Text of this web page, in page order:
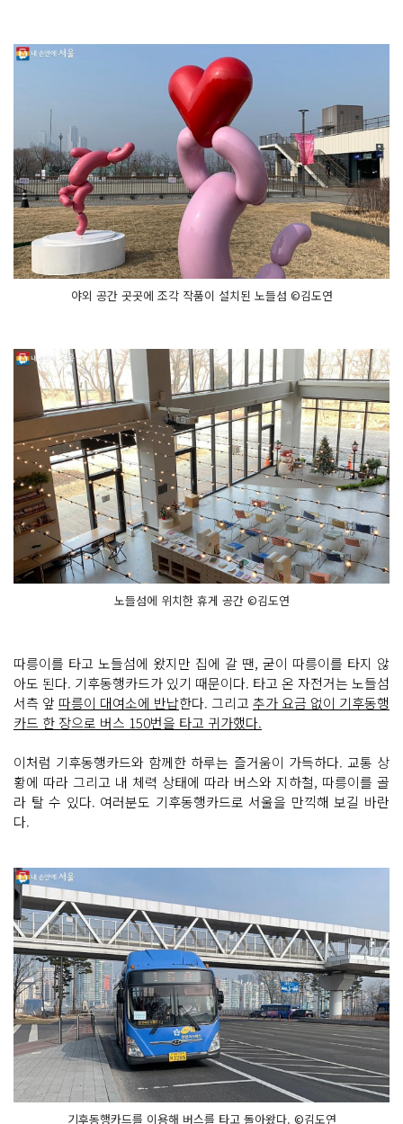
야외 공간 곳곳에 조각 작품이 설치된 노들섬 ©김도연
노들섬에 위치한 휴게 공간 ©김도연
따릉이를 타고 노들섬에 왔지만 집에 갈 땐, 굳이 따릉이를 타지 않
아도 된다. 기후동행카드가 있기 때문이다. 타고 온 자전거는 노들섬
서측 앞 따릉이 대여소에 반납한다. 그리고추가 요금 없이 기후동행
카드 한 장으로 버스 150번을 타고 귀가했다.
이처럼 기후동행카드와 함께한 하루는 즐거움이 가득하다. 교통 상
황에 따라 그리고 내 체력 상태에 따라 버스와 지하철, 따릉이를 골
라 탈 수 있다. 여러분도 기후동행카드로 서울을 만끽해 보길 바란
다.
기후동행카드를 이용해 버스를 타고 돌아왔다. ©김도연